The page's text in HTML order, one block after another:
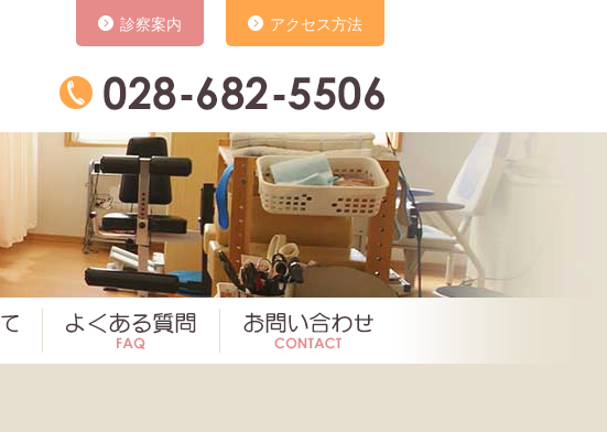
診察案内 アクセス方法
治療について よくある質問